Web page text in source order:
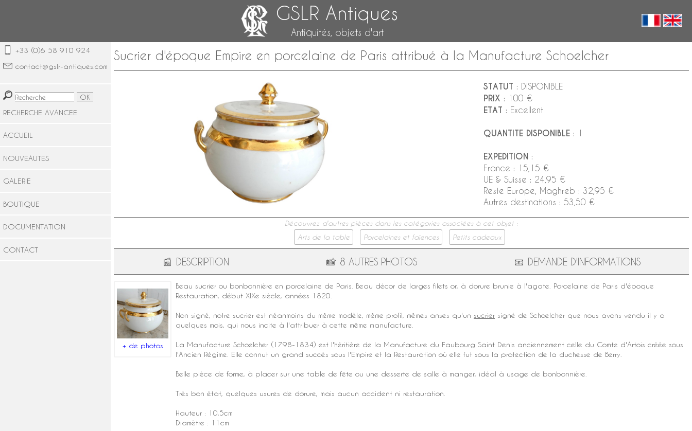
GSLR Antiques
Antiquités, objets d'art
+33 (0)6 58 910 924
contact@gslr-antiques.com
RECHERCHE AVANCEE
ACCUEIL
NOUVEAUTES
GALERIE
BOUTIQUE
DOCUMENTATION
CONTACT
Sucrier d'époque Empire en porcelaine de Paris attribué à la Manufacture Schoelcher
STATUT : DISPONIBLE
PRIX : 100 €
ETAT : Excellent
QUANTITE DISPONIBLE : 1
EXPEDITION :
France : 15,15 €
UE & Suisse : 24,95 €
Reste Europe, Maghreb : 32,95 €
Autres destinations : 53,50 €
Découvrez d’autres pièces dans les catégories associées à cet objet :
Arts de la table
Porcelaines et faïences Petits cadeaux
📰 DESCRIPTION 📸 8 AUTRES PHOTOS 📧 DEMANDE D'INFORMATIONS
+ de photos
Beau sucrier ou bonbonnière en porcelaine de Paris . Beau décor de larges filets or, à dorure brunie à l'agate. Porcelaine de Paris d'époque
Restauration, début XIXe siècle, années 1820.
Non signé, notre sucrier est néanmoins du même modèle, même profil, mêmes anses qu'un sucrier signé de Schoelcher que nous avons vendu il y a
quelques mois, qui nous incite à l'attribuer à cette même manufacture.
La Manufacture Schoelcher (1798-1834) est l'héritière de la Manufacture du Faubourg Saint Denis anciennement celle du Comte d'Artois créée sous
l'Ancien Régime. Elle connut un grand succès sous l'Empire et la Restauration où elle fut sous la protection de la duchesse de Berry.
Belle pièce de forme, à placer sur une table de fête ou une desserte de salle à manger, idéal à usage de bonbonnière.
Très bon état, quelques usures de dorure, mais aucun accident ni restauration.
Hauteur : 10,5cm
Diamètre : 11cm